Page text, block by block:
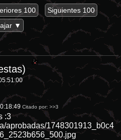
100
Siguientes 100
▼
Citado por:>>3
:3
aprobadas/1748301913_b0c4